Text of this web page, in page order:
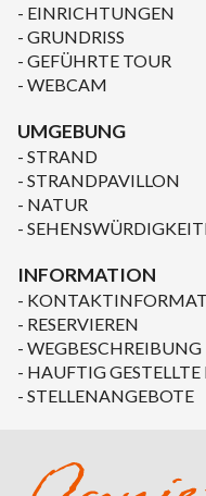
EINRICHTUNGEN
GRUNDRISS
GEFÜHRTE TOUR
WEBCAM
UMGEBUNG
STRAND
STRANDPAVILLON
NATUR
INFORMATION
RESERVIEREN
WEGBESCHREIBUNG
HAUFTIG GESTELLTE
STELLENANGEBOTE